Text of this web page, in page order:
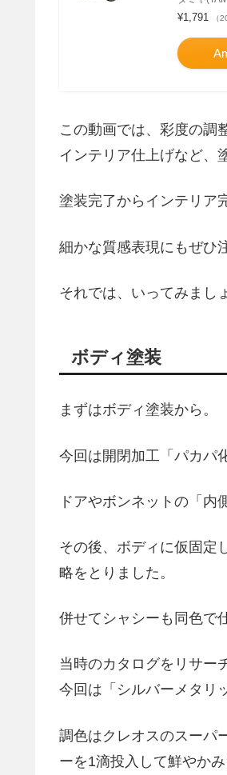
¥1,791 （
この動画では、彩度の調
インテリア仕上げなど、
塗装完了からインテリア
細かな質感表現にもぜひ
それでは、いってみまし
ボディ塗装
まずはボディ塗装から。
今回は開閉加工「パカパ
ドアやボンネットの「内
その後、ボディに仮固定
略をとりました。
併せてシャシーも同色で
当時のカタログをリサー
今回は「シルバーメタリ
調色はクレオスのスーパ
ーを1滴投入して鮮やかみ